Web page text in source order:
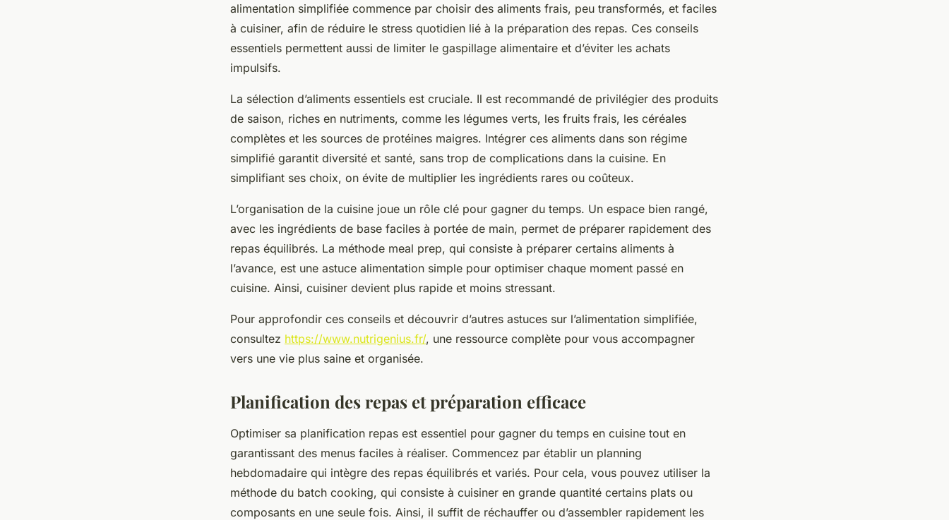
alimentation simplifiée commence par choisir des aliments frais, peu transformés, et faciles
à cuisiner, afin de réduire le stress quotidien lié à la préparation des repas. Ces conseils
essentiels permettent aussi de limiter le gaspillage alimentaire et d’éviter les achats
impulsifs.
La sélection d’aliments essentiels est cruciale. Il est recommandé de privilégier des produits
de saison, riches en nutriments, comme les légumes verts, les fruits frais, les céréales
complètes et les sources de protéines maigres. Intégrer ces aliments dans son régime
simplifié garantit diversité et santé, sans trop de complications dans la cuisine. En
simplifiant ses choix, on évite de multiplier les ingrédients rares ou coûteux.
L’organisation de la cuisine joue un rôle clé pour gagner du temps. Un espace bien rangé,
avec les ingrédients de base faciles à portée de main, permet de préparer rapidement des
repas équilibrés. La méthode meal prep, qui consiste à préparer certains aliments à
l’avance, est une astuce alimentation simple pour optimiser chaque moment passé en
cuisine. Ainsi, cuisiner devient plus rapide et moins stressant.
Pour approfondir ces conseils et découvrir d’autres astuces sur l’alimentation simplifiée,
consultez https://www.nutrigenius.fr/, une ressource complète pour vous accompagner
vers une vie plus saine et organisée.
Planification des repas et préparation efficace
Optimiser sa planification repas est essentiel pour gagner du temps en cuisine tout en
garantissant des menus faciles à réaliser. Commencez par établir un planning
hebdomadaire qui intègre des repas équilibrés et variés. Pour cela, vous pouvez utiliser la
méthode du batch cooking, qui consiste à cuisiner en grande quantité certains plats ou
composants en une seule fois. Ainsi, il suffit de réchauffer ou d’assembler rapidement les